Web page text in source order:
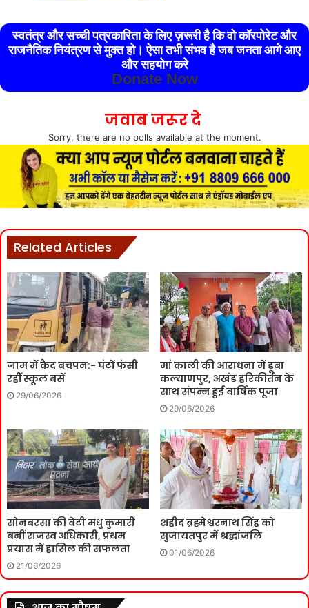
स्वतंत्र और सच्ची पत्रकारिता के लिए ज़रूरी है कि वो कॉरपोरेट और
राजनैतिक नियंत्रण से मुक्त हो। ऐसा तभी संभव है जब जनता आगे आए
और सहयोग करे
Donate Now
जवाब जरूर दे
Sorry, there are no polls available at the moment.
Related Articles
जाम में कैद बचपन:- घंटों फंसी
रहीं स्कूल बसें
29/06/2026
मां काली की आराधना में डूबा
कल्याणपुर, अखंड हरिकीर्तन के
साथ संपन्न हुई वार्षिक पूजा
29/06/2026
सोनबरसा की बेटी मधु कुमारी
बनीं राजस्व अधिकारी, प्रथम
प्रयास में हासिल की सफलता
21/06/2026
शहीद ब्रह्मेश्वरनाथ सिंह को
सुजायतपुर में श्रद्धांजलि
01/06/2026